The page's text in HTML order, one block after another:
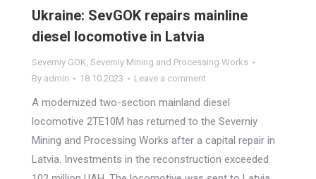
Ukraine: SevGOK repairs mainline
diesel locomotive in Latvia
Severniy GOK, Severniy Mining and Processing Works
By admin 18.10.2023 Leave a comment
A modernized two-section mainland diesel
locomotive 2TE10M has returned to the Severniy
Mining and Processing Works after a capital repair in
Latvia. Investments in the reconstruction exceeded